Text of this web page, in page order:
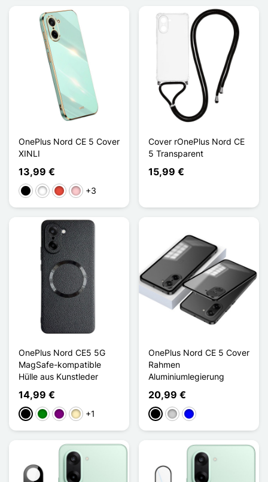
OnePlus Nord CE 5 Cover
XINLI
13,99 €
Schwarz
WeißRot Pink+3
Cover rOnePlus Nord CE
5 Transparent
15,99 €
OnePlus Nord CE5 5G
MagSafe-kompatible
Hülle aus Kunstleder
14,99 €
Schwarz
GrünViolettGolden
+1
OnePlus Nord CE 5 Cover
Rahmen
Aluminiumlegierung
20,99 €
Schwarz
SilberBlau